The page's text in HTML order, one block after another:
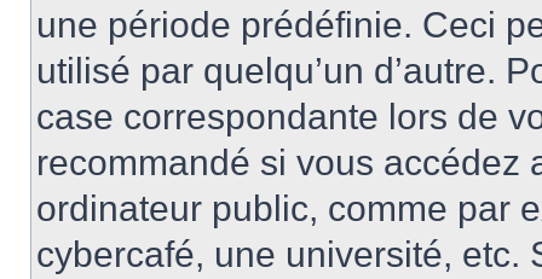
une période prédéfinie. Ceci
utilisé par quelqu’un d’autre.
case correspondante lors de
recommandé si vous accédez
ordinateur public, comme par
cybercafé, une université, etc.